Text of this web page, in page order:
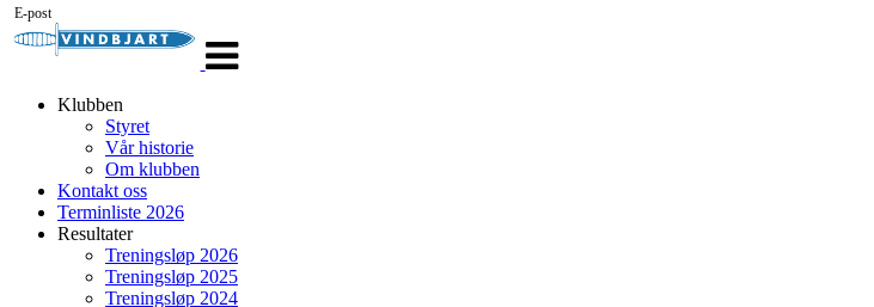
navigasjon
Klubben
Styret
Vår historie
Om klubben
Kontakt oss
Terminliste 2026
Resultater
Treningsløp 2026
Treningsløp 2025
Treningsløp 2024
E-post